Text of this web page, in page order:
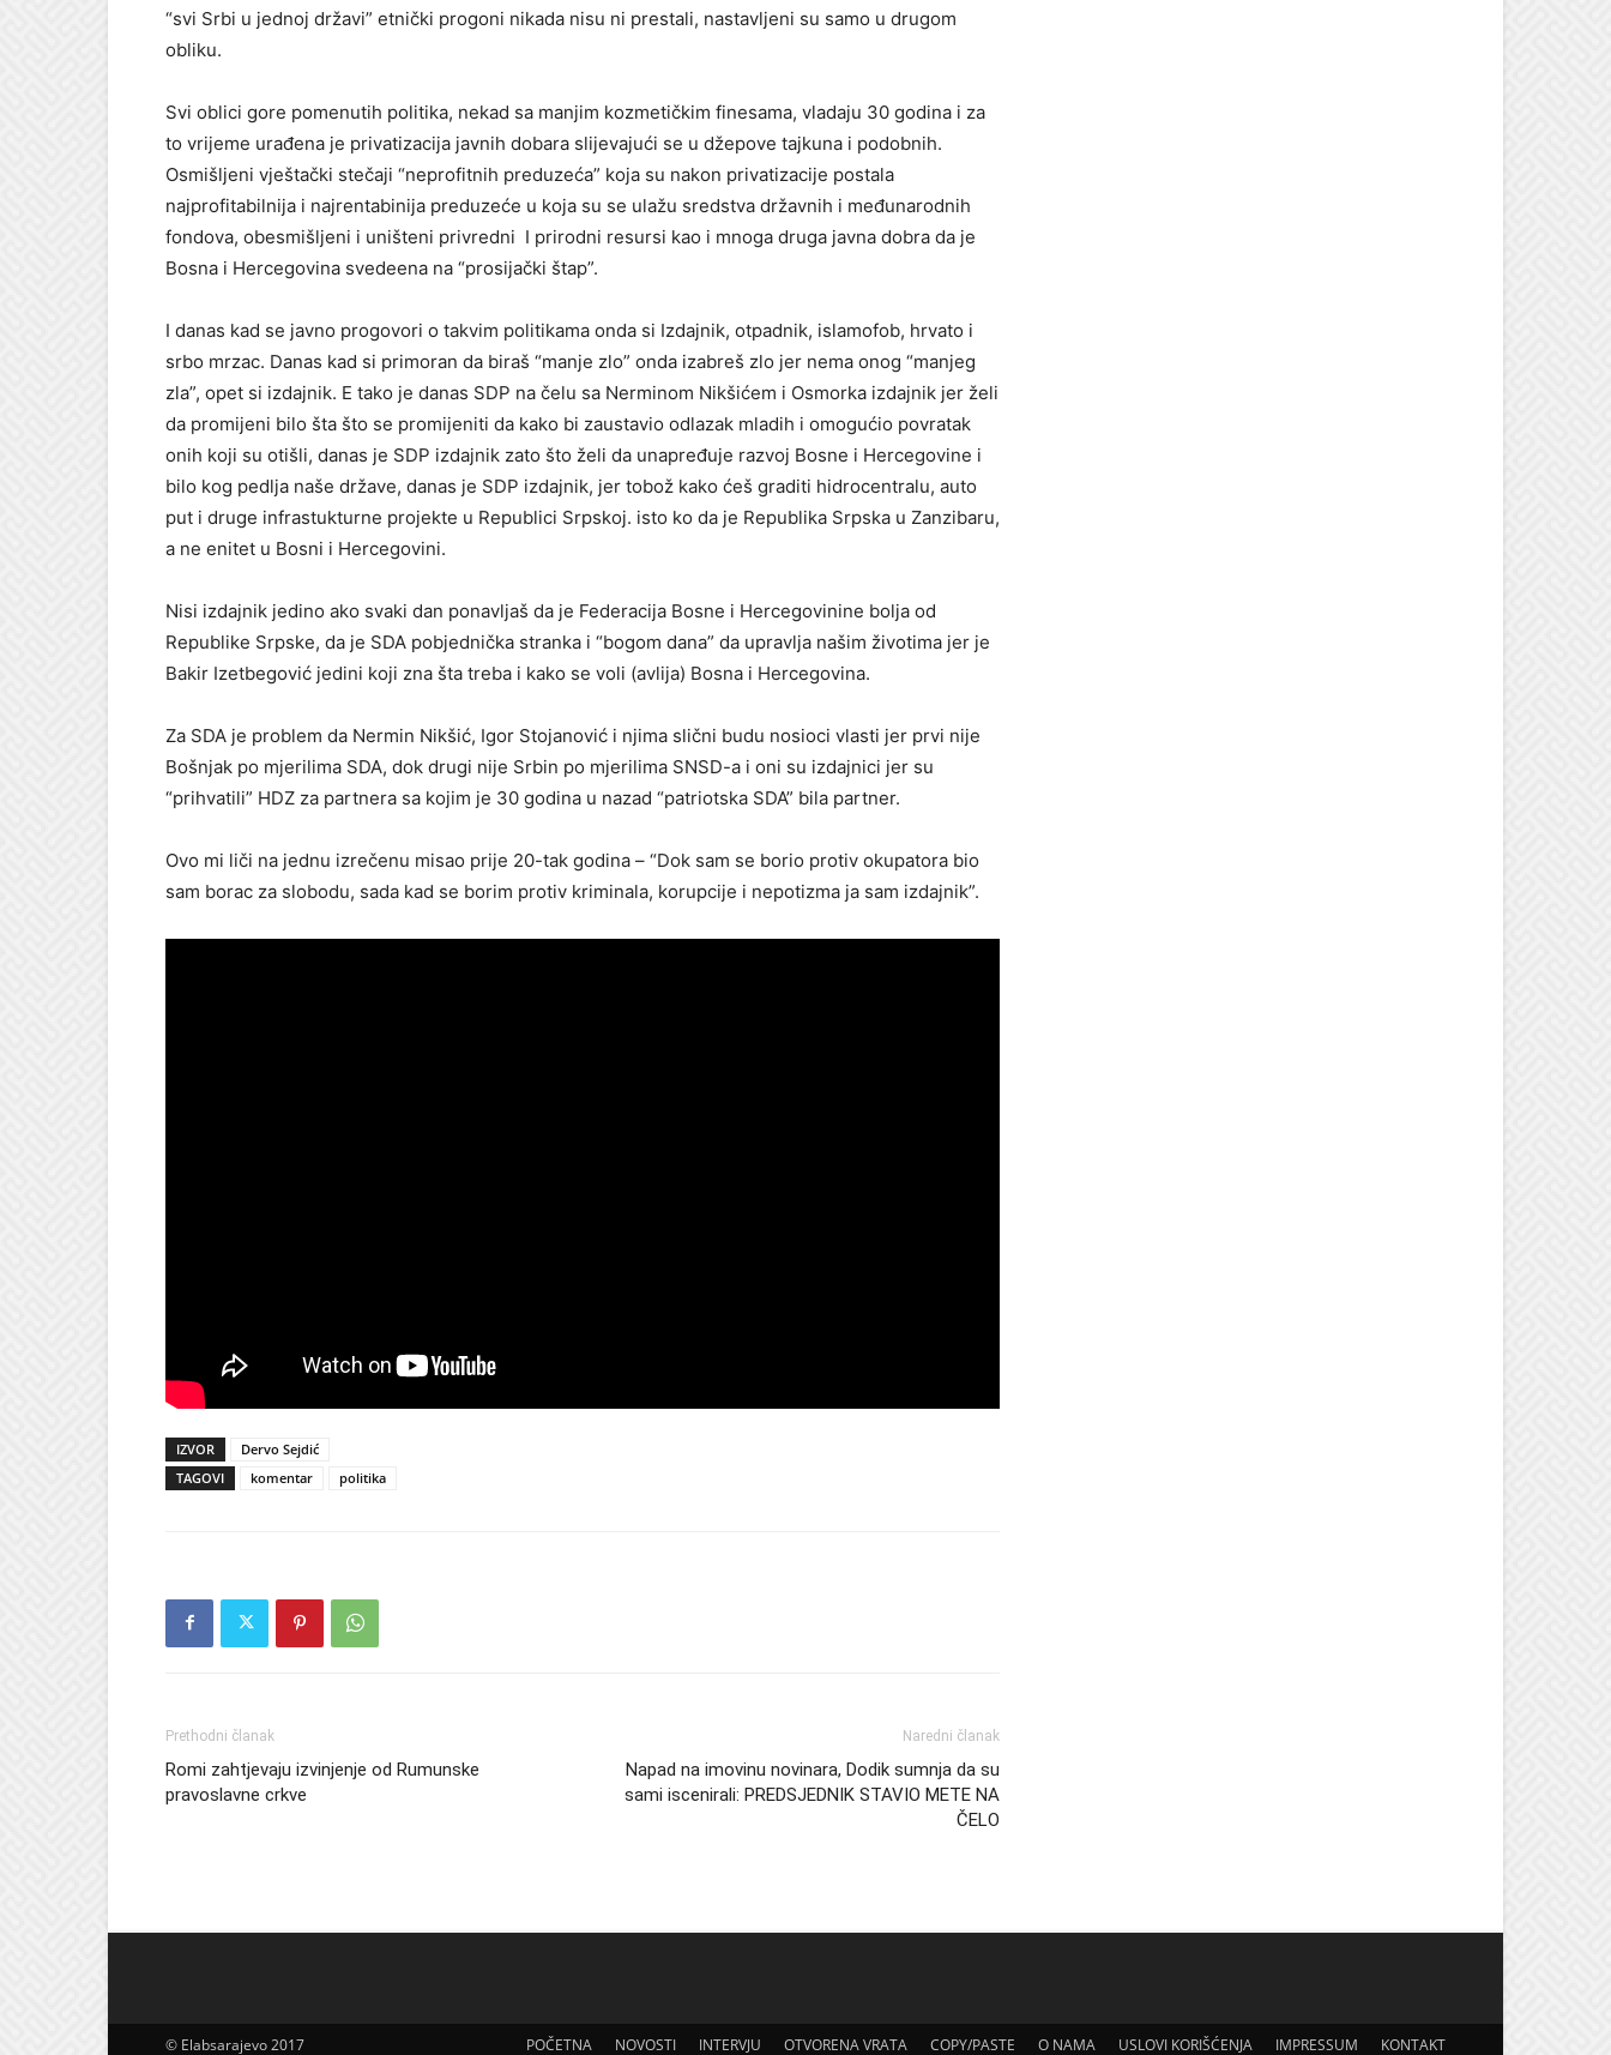
“svi Srbi u jednoj državi” etnički progoni nikada nisu ni prestali, nastavljeni su samo u drugom
obliku.
Svi oblici gore pomenutih politika, nekad sa manjim kozmetičkim finesama, vladaju 30 godina i za
to vrijeme urađena je privatizacija javnih dobara slijevajući se u džepove tajkuna i podobnih.
Osmišljeni vještački stečaji “neprofitnih preduzeća” koja su nakon privatizacije postala
najprofitabilnija i najrentabinija preduzeće u koja su se ulažu sredstva državnih i međunarodnih
fondova, obesmišljeni i uništeni privredni I prirodni resursi kao i mnoga druga javna dobra da je
Bosna i Hercegovina svedeena na “prosijački štap”.
I danas kad se javno progovori o takvim politikama onda si Izdajnik, otpadnik, islamofob, hrvato i
srbo mrzac. Danas kad si primoran da biraš “manje zlo” onda izabreš zlo jer nema onog “manjeg
zla”, opet si izdajnik. E tako je danas SDP na čelu sa Nerminom Nikšićem i Osmorka izdajnik jer želi
da promijeni bilo šta što se promijeniti da kako bi zaustavio odlazak mladih i omogućio povratak
onih koji su otišli, danas je SDP izdajnik zato što želi da unapređuje razvoj Bosne i Hercegovine i
bilo kog pedlja naše države, danas je SDP izdajnik, jer tobož kako ćeš graditi hidrocentralu, auto
put i druge infrastukturne projekte u Republici Srpskoj. isto ko da je Republika Srpska u Zanzibaru,
a ne enitet u Bosni i Hercegovini.
Nisi izdajnik jedino ako svaki dan ponavljaš da je Federacija Bosne i Hercegovinine bolja od
Republike Srpske, da je SDA pobjednička stranka i “bogom dana” da upravlja našim životima jer je
Bakir Izetbegović jedini koji zna šta treba i kako se voli (avlija) Bosna i Hercegovina.
Za SDA je problem da Nermin Nikšić, Igor Stojanović i njima slični budu nosioci vlasti jer prvi nije
Bošnjak po mjerilima SDA, dok drugi nije Srbin po mjerilima SNSD-a i oni su izdajnici jer su
“prihvatili” HDZ za partnera sa kojim je 30 godina u nazad “patriotska SDA” bila partner.
Ovo mi liči na jednu izrečenu misao prije 20-tak godina – “Dok sam se borio protiv okupatora bio
sam borac za slobodu, sada kad se borim protiv kriminala, korupcije i nepotizma ja sam izdajnik”.
IZVOR
Dervo Sejdić
TAGOVI
komentar politika
Prethodni članak
Romi zahtjevaju izvinjenje od Rumunske
pravoslavne crkve
Naredni članak
Napad na imovinu novinara, Dodik sumnja da su
sami iscenirali: PREDSJEDNIK STAVIO METE NA
ČELO
POČETNA NOVOSTI INTERVJU OTVORENA VRATA COPY/PASTE O NAMA USLOVI KORIŠĆENJA IMPRESSUM KONTAKT
© Elabsarajevo 2017